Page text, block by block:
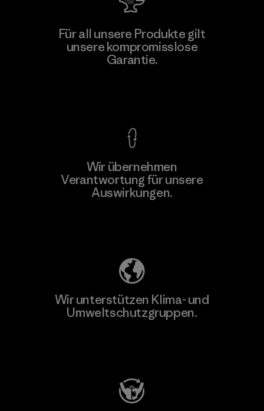
Mehr dazu
Youngone Namdinh Co., Ltd.
Für all unsere Produkte gilt
unsere kompromisslose
Garantie.
Wir übernehmen
Verantwortung für unsere
Auswirkungen.
Wir unterstützen Klima- und
Umweltschutzgruppen.